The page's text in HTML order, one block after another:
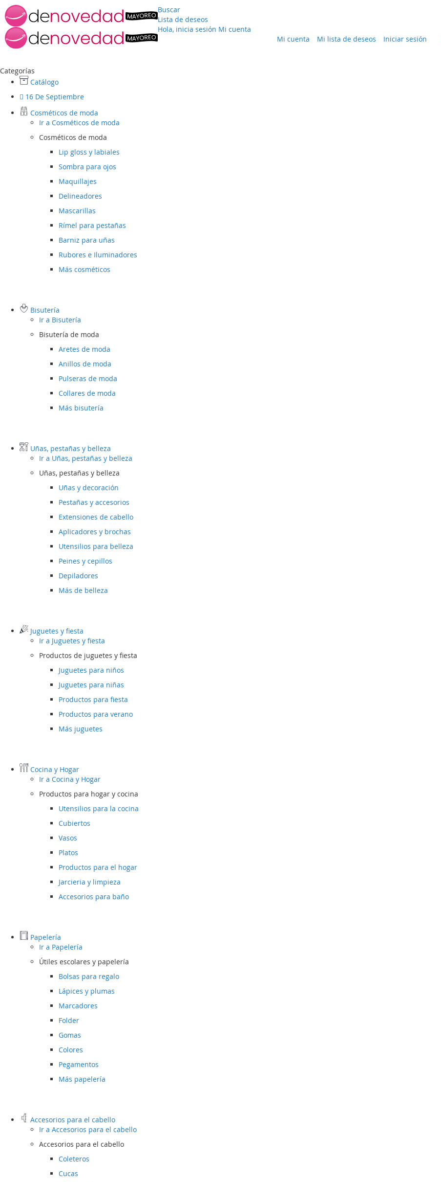
Buscar
Lista de deseos
Hola, inicia sesión Mi cuenta
Mi cuenta Mi lista de deseos Iniciar sesión
Categorías
Catálogo
16 De Septiembre
Cosméticos de moda
Ir a Cosméticos de moda
Cosméticos de moda
Lip gloss y labiales
Sombra para ojos
Maquillajes
Delineadores
Mascarillas
Rímel para pestañas
Barniz para uñas
Rubores e Iluminadores
Más cosméticos
Bisutería
Ir a Bisutería
Bisutería de moda
Aretes de moda
Anillos de moda
Pulseras de moda
Collares de moda
Más bisutería
Uñas, pestañas y belleza
Ir a Uñas, pestañas y belleza
Uñas, pestañas y belleza
Uñas y decoración
Pestañas y accesorios
Extensiones de cabello
Aplicadores y brochas
Utensilios para belleza
Peines y cepillos
Depiladores
Más de belleza
Juguetes y fiesta
Ir a Juguetes y fiesta
Productos de juguetes y fiesta
Juguetes para niños
Juguetes para niñas
Productos para fiesta
Productos para verano
Más juguetes
Cocina y Hogar
Ir a Cocina y Hogar
Productos para hogar y cocina
Utensilios para la cocina
Cubiertos
Vasos
Platos
Productos para el hogar
Jarcieria y limpieza
Accesorios para baño
Papelería
Ir a Papelería
Útiles escolares y papelería
Bolsas para regalo
Lápices y plumas
Marcadores
Folder
Gomas
Colores
Pegamentos
Más papelería
Accesorios para el cabello
Ir a Accesorios para el cabello
Accesorios para el cabello
Coleteros
Cucas